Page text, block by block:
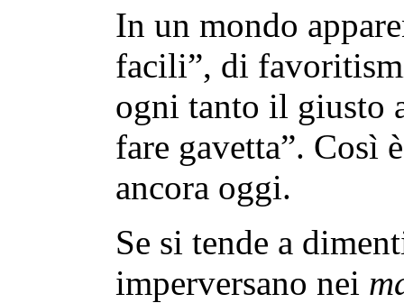
In un mondo
facili”, di
ogni tanto il giusto
fare gavetta”. Così
ancora oggi.
Se si tende a
imperversano nei